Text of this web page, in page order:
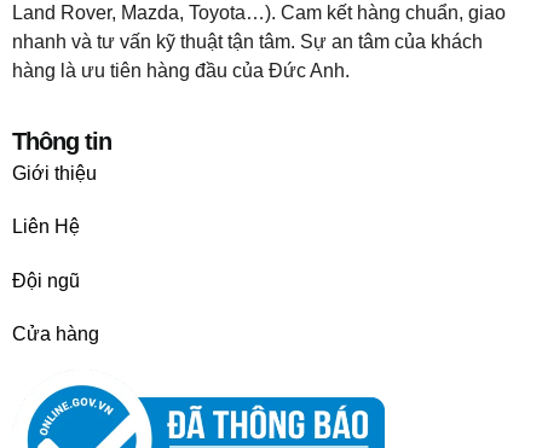
Land Rover, Mazda, Toyota…). Cam kết hàng chuẩn, giao
nhanh và tư vấn kỹ thuật tận tâm. Sự an tâm của khách
hàng là ưu tiên hàng đầu của Đức Anh.
Thông tin
Giới thiệu
Liên Hệ
Đội ngũ
Cửa hàng